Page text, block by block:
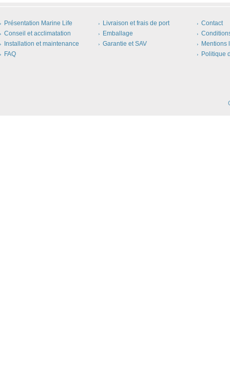
Présentation Marine Life
Conseil et acclimatation
Installation et maintenance
FAQ
Livraison et frais de port
Emballage
Garantie et SAV
Contact
Mentions
Politique